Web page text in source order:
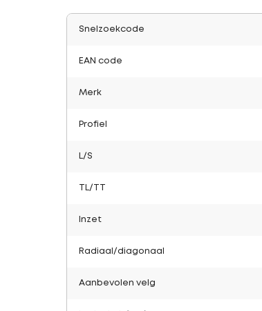
Snelzoekcode
EAN code
Merk
Profiel
L/S
TL/TT
Inzet
Radiaal/diagonaal
Aanbevolen velg